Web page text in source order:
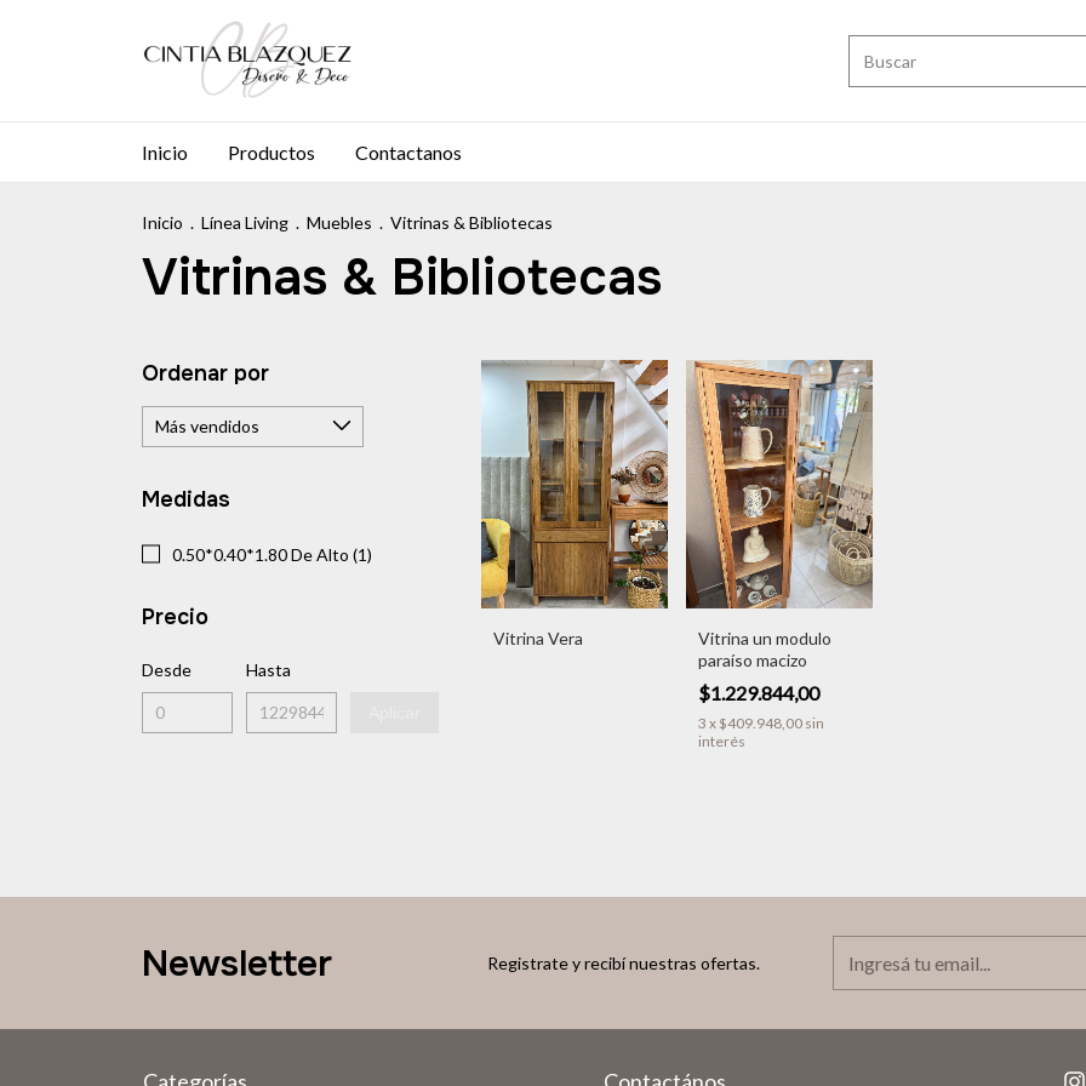
Inicio Productos Contactanos
Inicio . Línea Living . Muebles . Vitrinas & Bibliotecas
Vitrinas & Bibliotecas
Ordenar por
Medidas
0.50*0.40*1.80 De Alto (1)
Precio
Desde Hasta
Vitrina Vera
Vitrina un modulo
paraíso macizo
$1.229.844,00
3 x $409.948,00 sin
interés
Newsletter Registrate y recibí nuestras ofertas.